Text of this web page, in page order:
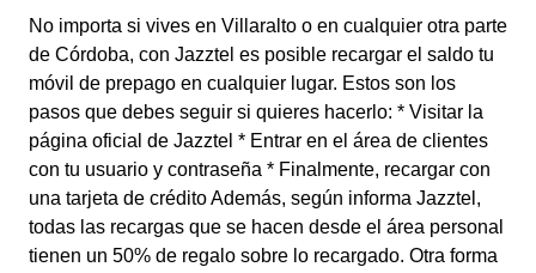
No importa si vives en Villaralto o en cualquier otra parte
de Córdoba, con Jazztel es posible recargar el saldo tu
móvil de prepago en cualquier lugar. Estos son los
pasos que debes seguir si quieres hacerlo: * Visitar la
página oficial de Jazztel * Entrar en el área de clientes
con tu usuario y contraseña * Finalmente, recargar con
una tarjeta de crédito Además, según informa Jazztel,
todas las recargas que se hacen desde el área personal
tienen un 50% de regalo sobre lo recargado. Otra forma